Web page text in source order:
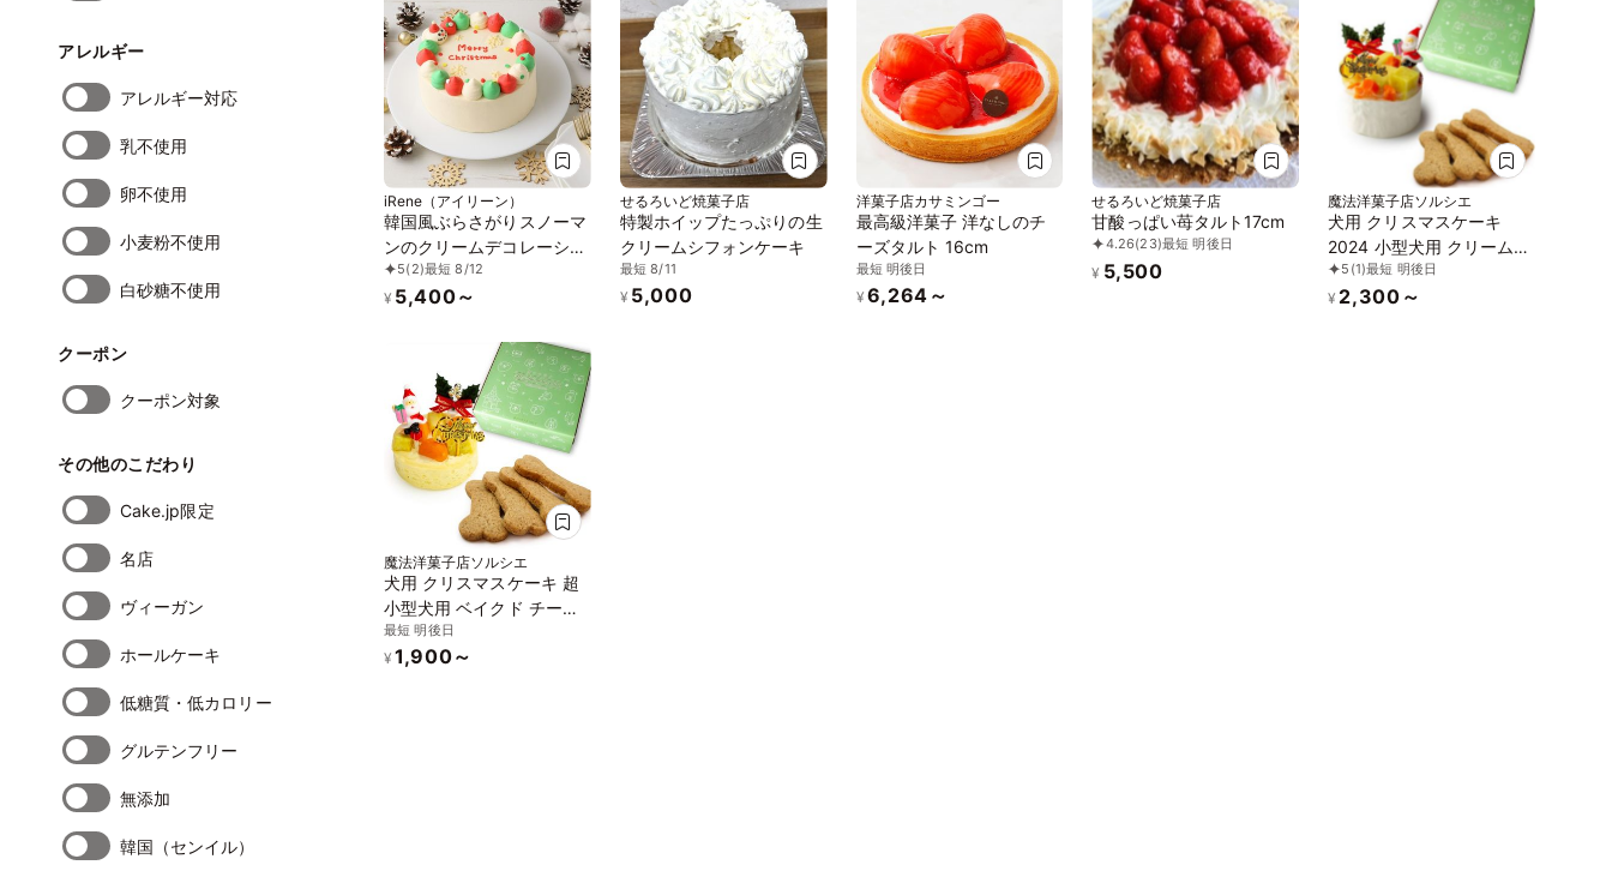
アレルギー
アレルギー対応
乳不使用
卵不使用
小麦粉不使用
白砂糖不使用
クーポン
クーポン対象
その他のこだわり
Cake.jp限定
名店
ヴィーガン
ホールケーキ
低糖質・低カロリー
グルテンフリー
無添加
韓国（センイル）
iRene（アイリーン）
韓国風ぶらさがりスノーマ
ンのクリームデコレーショ
ン 4号
5(2)最短 8/12
¥ 5,400～
せるろいど焼菓子店
特製ホイップたっぷりの生
クリームシフォンケーキ
最短 8/11
¥ 5,000
洋菓子店カサミンゴー
最高級洋菓子 洋なしのチ
ーズタルト 16cm
最短 明後日
¥ 6,264～
せるろいど焼菓子店
甘酸っぱい苺タルト17cm
4.26(23)最短 明後日
¥ 5,500
魔法洋菓子店ソルシエ
犬用 クリスマスケーキ
2024 小型犬用 クリーム
ケーキ 2号 直径7cm 約
110g ボーンクッキー付
5 (1)最短 明後日
¥ 2,300～
魔法洋菓子店ソルシエ
犬用 クリスマスケーキ 超
小型犬用 ベイクド チーズ
ケーキ 2号 直径7cm 約
80g ボーンクッキー付【
最短 明後日
¥ 1,900～